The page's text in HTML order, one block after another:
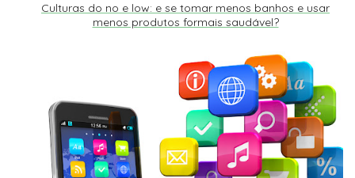
Culturas do no e low: e se tomar menos banhos e usar
menos produtos formais saudável?